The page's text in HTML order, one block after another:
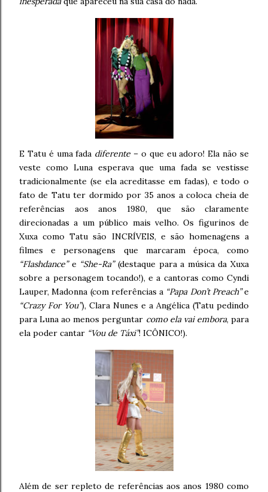
E Tatu é uma fada diferente – o que eu adoro! Ela não se
veste como Luna esperava que uma fada se vestisse
tradicionalmente (se ela acreditasse em fadas), e todo o
fato de Tatu ter dormido por 35 anos a coloca cheia de
referências aos anos 1980, que são claramente
direcionadas a um público mais velho. Os figurinos de
Xuxa como Tatu são INCRÍVEIS, e são homenagens a
filmes e personagens que marcaram época, como
“Flashdance”e “She-Ra”(destaque para a música da Xuxa
sobre a personagem tocando!), e a cantoras como Cyndi
Lauper, Madonna (com referências a “Papa Don’t Preach”e
“Crazy For You”), Clara Nunes e a Angélica (Tatu pedindo
para Luna ao menos perguntar como ela vai embora, para
ela poder cantar “Vou de Táxi”! ICÔNICO!).
Além de ser repleto de referências aos anos 1980 como